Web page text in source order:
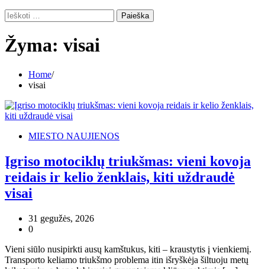
Ieškoti:
Žyma: visai
Home
visai
MIESTO NAUJIENOS
Įgriso motociklų triukšmas: vieni kovoja
reidais ir kelio ženklais, kiti uždraudė
visai
31 gegužės, 2026
0
Vieni siūlo nusipirkti ausų kamštukus, kiti – kraustytis į vienkiemį.
Transporto keliamo triukšmo problema itin išryškėja šiltuoju metų